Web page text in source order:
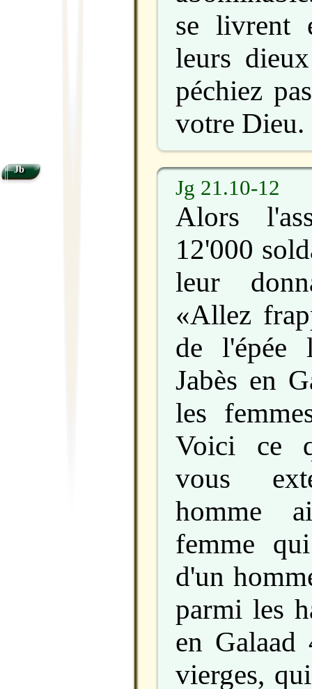
se livrent
leurs
péchiez
votre Dieu.
Jg 21.10-12
Alors
12'000
leur
«Allez
de l'épée
Jabès en
les
Voici ce
vous
homme
femme
d'un
parmi les
en Galaad
vierges,
Jb